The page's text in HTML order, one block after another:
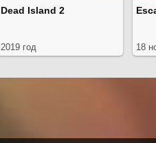
Dead Island 2
2019 год 18